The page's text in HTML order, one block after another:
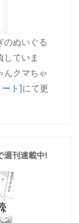
のぬいぐる
していま
んクマちゃ
ート] にて更
週刊連載中!